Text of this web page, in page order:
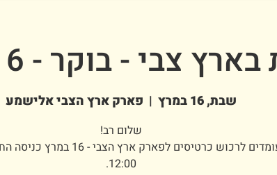
צבי - בוקר - 16 במרץ
שבת, 16 במרץ
  |
פארק ארץ הצבי אלישמע